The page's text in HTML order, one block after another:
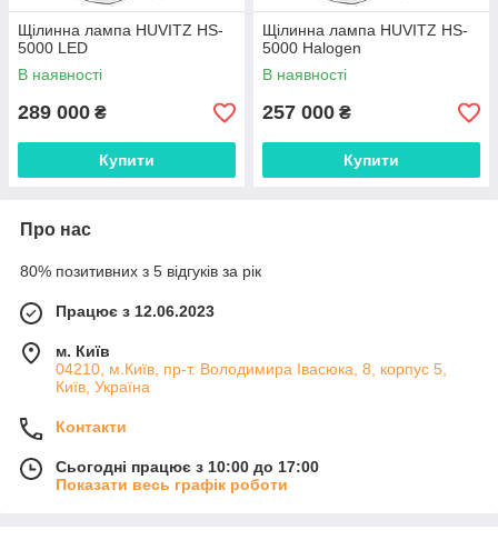
Щілинна лампа HUVITZ HS-
5000 LED
В наявності
289 000 ₴
Купити
Щілинна лампа HUVITZ HS-
5000 Halogen
В наявності
257 000 ₴
Купити
Про нас
80% позитивних з 5 відгуків за рік
Працює з 12.06.2023
м. Київ
04210, м.Київ, пр-т. Володимира Івасюка, 8, корпус 5,
Київ, Україна
Контакти
Сьогодні працює з 10:00 до 17:00
Показати весь графік роботи